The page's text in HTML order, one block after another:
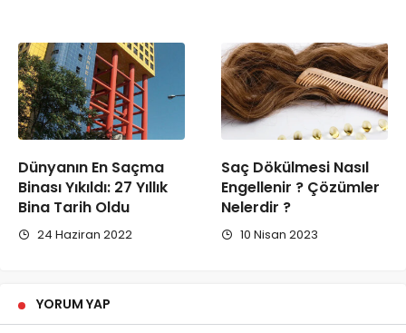
Dünyanın En Saçma
Binası Yıkıldı: 27 Yıllık
Bina Tarih Oldu
24 Haziran 2022
Saç Dökülmesi Nasıl
Engellenir ? Çözümler
Nelerdir ?
10 Nisan 2023
YORUM YAP